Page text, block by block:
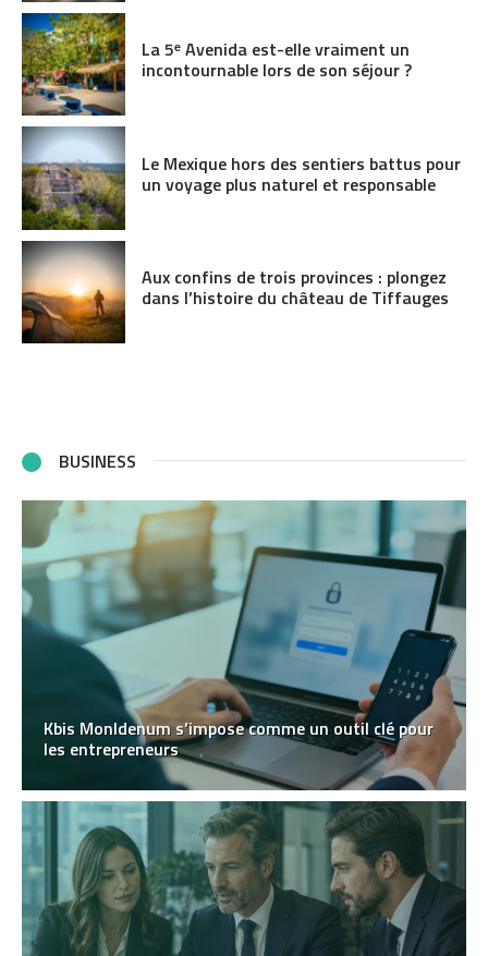
La 5ᵉ Avenida est-elle vraiment un
incontournable lors de son séjour ?
Le Mexique hors des sentiers battus pour
un voyage plus naturel et responsable
Aux confins de trois provinces : plongez
dans l’histoire du château de Tiffauges
BUSINESS
Kbis MonIdenum s’impose comme un outil clé pour
les entrepreneurs